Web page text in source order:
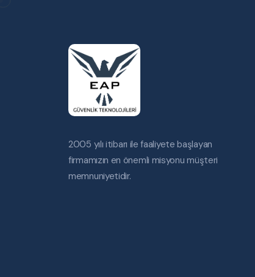
2005 yılı itibarı ile faaliyete başlayan
firmamızın en önemli misyonu müşteri
memnuniyetidir.